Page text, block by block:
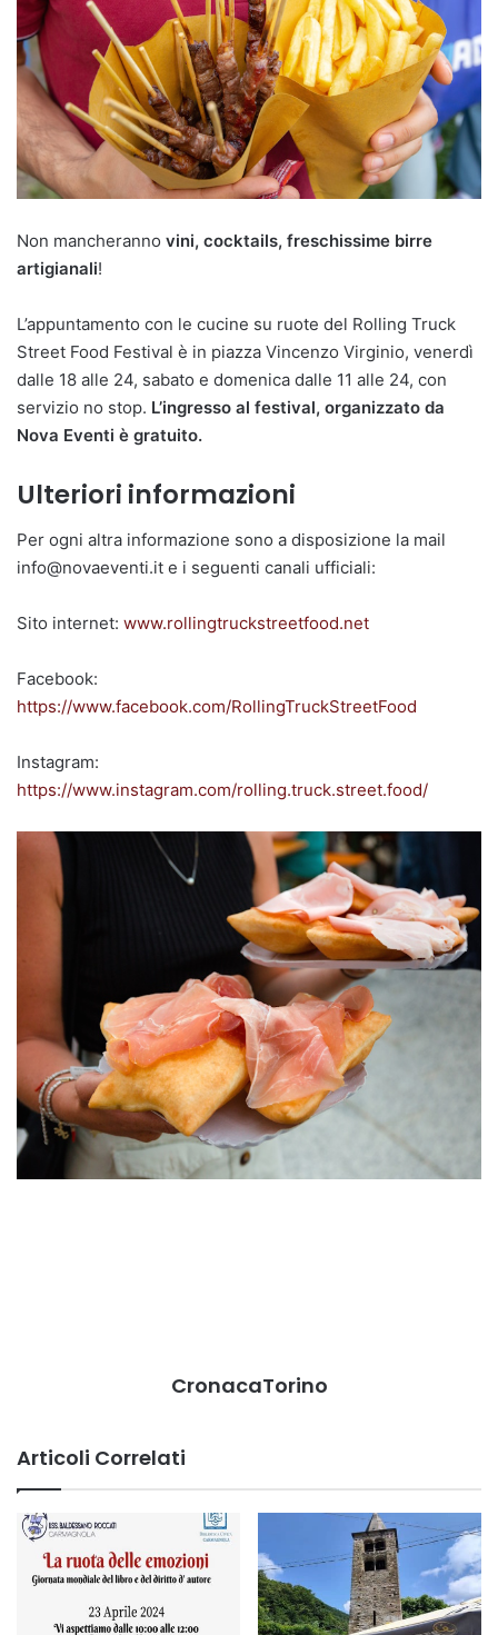
Non mancheranno vini, cocktails, freschissime birre
artigianali!
L’appuntamento con le cucine su ruote del Rolling Truck
Street Food Festival è in piazza Vincenzo Virginio, venerdì
dalle 18 alle 24, sabato e domenica dalle 11 alle 24, con
servizio no stop. L’ingresso al festival, organizzato da
Nova Eventi è gratuito.
Ulteriori informazioni
Per ogni altra informazione sono a disposizione la mail
info@novaeventi.it e i seguenti canali ufficiali:
Sito internet: www.rollingtruckstreetfood.net
Facebook:
https://www.facebook.com/RollingTruckStreetFood
Instagram:
https://www.instagram.com/rolling.truck.street.food/
CronacaTorino
Articoli Correlati